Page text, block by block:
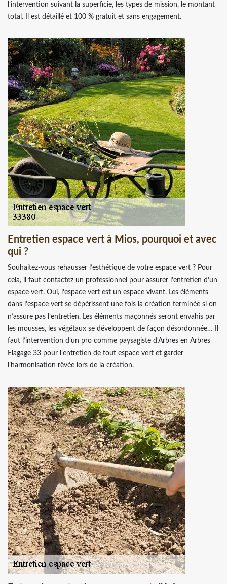
l’intervention suivant la superficie, les types de mission, le montant
total. Il est détaillé et 100 % gratuit et sans engagement.
Entretien espace vert à Mios, pourquoi et avec
qui ?
Souhaitez-vous rehausser l’esthétique de votre espace vert ? Pour
cela, il faut contactez un professionnel pour assurer l’entretien d’un
espace vert. Oui, l’espace vert est un espace vivant. Les éléments
dans l’espace vert se dépérissent une fois la création terminée si on
n’assure pas l’entretien. Les éléments maçonnés seront envahis par
les mousses, les végétaux se développent de façon désordonnée… Il
faut l’intervention d’un pro comme paysagiste d'Arbres en Arbres
Elagage 33 pour l’entretien de tout espace vert et garder
l’harmonisation rêvée lors de la création.